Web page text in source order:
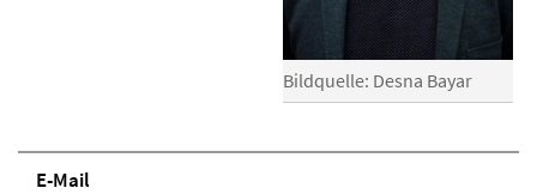
Bildquelle: Desna Bayar
E-Mail